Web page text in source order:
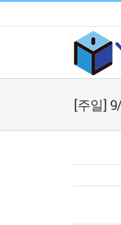
to
[주일]